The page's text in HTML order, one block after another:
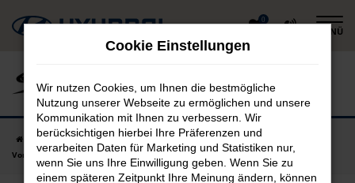
Zum
Hauptinhalt
0
MENÜ
Startseite Garching Hyundai Hyundai i10
Hyundai i10
Vorführwagen in Garching günstig kaufen
Cookie Einstellungen
Wir nutzen Cookies, um Ihnen die bestmögliche
Nutzung unserer Webseite zu ermöglichen und unsere
Kommunikation mit Ihnen zu verbessern. Wir
berücksichtigen hierbei Ihre Präferenzen und
verarbeiten Daten für Marketing und Statistiken nur,
wenn Sie uns Ihre Einwilligung geben. Wenn Sie zu
einem späteren Zeitpunkt Ihre Meinung ändern, können